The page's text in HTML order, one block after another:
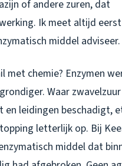
of andere zuren, dat
Ik meet altijd
middel adviseer.
met chemie? Enzymen
Waar
en leidingen beschadigt,
letterlijk op. Bij
middel dat